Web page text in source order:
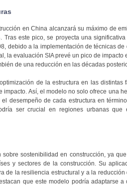
en China alcanzará su máximo de
este pico, se proyecta una
debido a la implementación de técnicas de
la evaluación SIA prevé un pico de impacto
de una reducción en las décadas
de la estructura en las distintas
Así, el modelo no solo ofrece una
desempeño de cada estructura en
ser crucial en regiones urbanas que
sostenibilidad en construcción, ya
y sectores de la construcción. Su
de la resiliencia estructural y a la reducción
que este modelo podría adaptarse a